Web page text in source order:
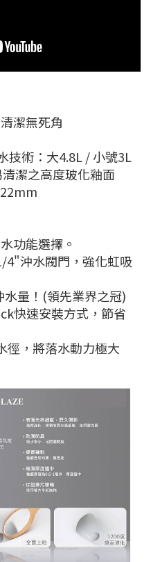
潔無死角
技術：大4.8L / 小號3L
清潔之高度玻化釉面
功能選擇。
4"沖水閥門，強化虹吸
水量！(領先業界之冠)
快速安裝方式，節省
徑，將落水動力極大